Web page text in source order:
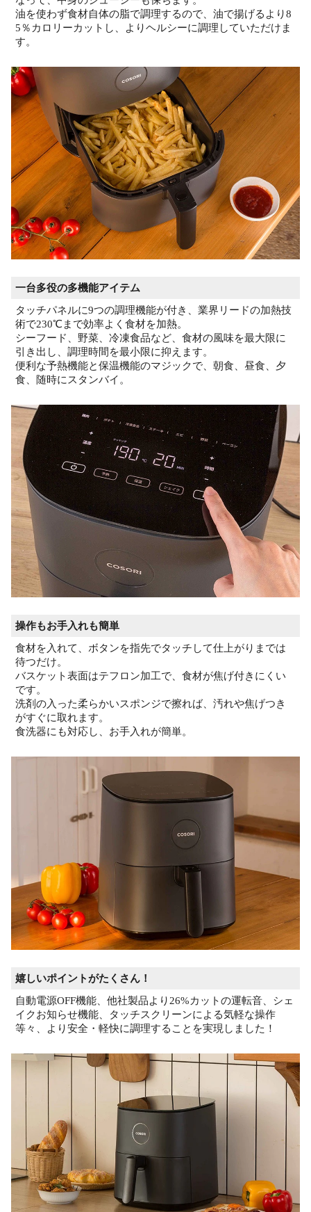
油を使わず食材自体の脂で調理するので、油で揚げるより8
5％カロリーカットし、よりヘルシーに調理していただけま
す。
一台多役の多機能アイテム
タッチパネルに9つの調理機能が付き、業界リードの加熱技
術で230℃まで効率よく食材を加熱。
シーフード、野菜、冷凍食品など、食材の風味を最大限に
引き出し、調理時間を最小限に抑えます。
便利な予熱機能と保温機能のマジックで、朝食、昼食、夕
食、随時にスタンバイ。
操作もお手入れも簡単
食材を入れて、ボタンを指先でタッチして仕上がりまでは
待つだけ。
バスケット表面はテフロン加工で、食材が焦げ付きにくい
です。
洗剤の入った柔らかいスポンジで擦れば、汚れや焦げつき
がすぐに取れます。
食洗器にも対応し、お手入れが簡単。
嬉しいポイントがたくさん！
自動電源OFF機能、他社製品より26%カットの運転音、シェ
イクお知らせ機能、タッチスクリーンによる気軽な操作
等々、より安全・軽快に調理することを実現しました！